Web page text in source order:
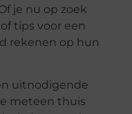
je nu op zoek
tips voor een
rekenen op hun
uitnodigende
meteen thuis